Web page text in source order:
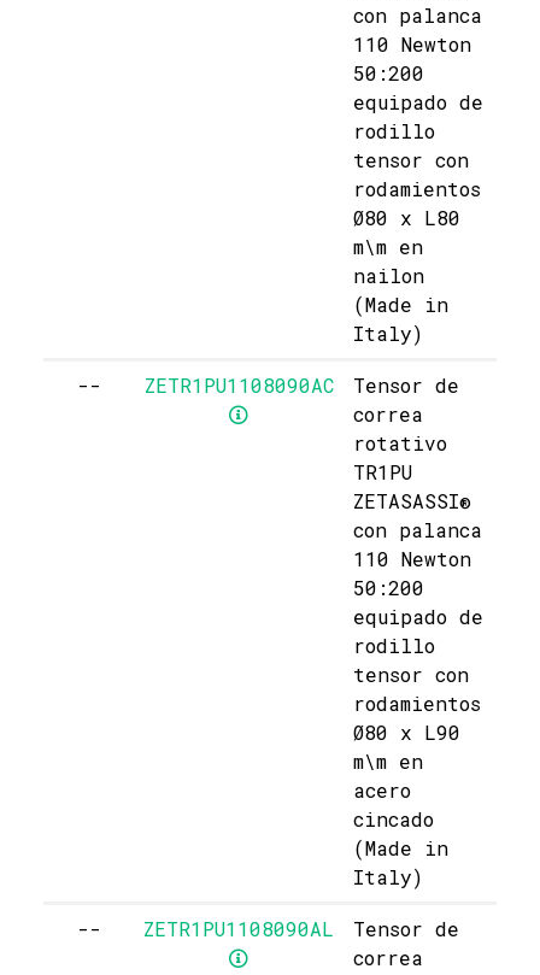
con palanca
110 Newton
50:200
equipado de
rodillo
tensor con
rodamientos
Ø80 x L80
m\m en
nailon
(Made in
Italy)
-- ZETR1PU1108090AC
Tensor de
correa
rotativo
TR1PU
ZETASASSI®
con palanca
110 Newton
50:200
equipado de
rodillo
tensor con
rodamientos
Ø80 x L90
m\m en
acero
cincado
(Made in
Italy)
-- ZETR1PU1108090AL
Tensor de
correa